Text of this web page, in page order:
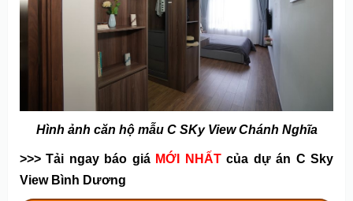
Hình ảnh căn hộ mẫu C SKy View Chánh Nghĩa
>>> Tải ngay báo giá MỚI NHẤTcủa dự án C Sky
View Bình Dương